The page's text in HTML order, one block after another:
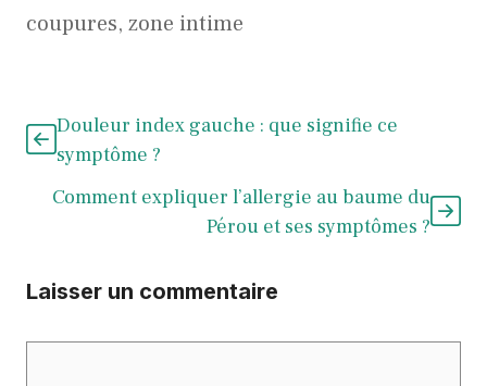
coupures, zone intime
Douleur index gauche : que signifie ce
symptôme ?
Comment expliquer l’allergie au baume du
Pérou et ses symptômes ?
Laisser un commentaire